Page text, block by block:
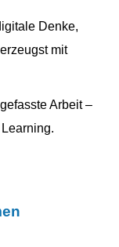
Denke,
mit
Arbeit –